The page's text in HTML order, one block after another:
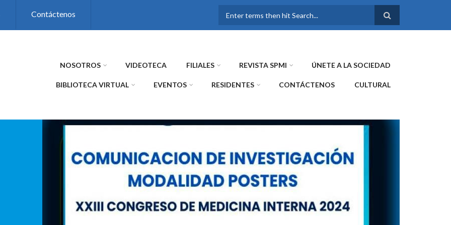
Contáctenos
FORMULARIO DE
NOSOTROS VIDEOTECA FILIALES REVISTA SPMI ÚNETE A LA SOCIEDAD
BIBLIOTECA VIRTUAL EVENTOS RESIDENTES CONTÁCTENOS CULTURAL